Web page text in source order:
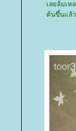
เลยล้มเห
ต้นขึ้นแล้ว